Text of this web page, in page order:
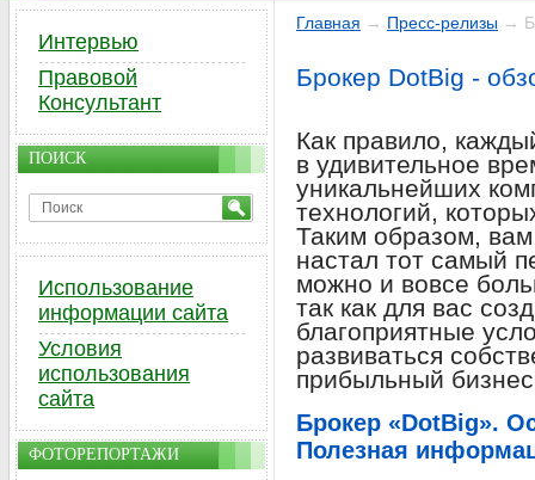
Главная → Пресс-релизы →
Брокер DotBig -
Как правило,
в удивительное
уникальнейших
технологий,
Таким образом,
настал тот самый
можно и вовсе
так как для вас
благоприятные
развиваться
прибыльный
Брокер «DotBig».
Полезная
Интервью
Правовой
Консультант
ПОИСК
Использование
информации сайта
Условия
использования
сайта
ФОТОРЕПОРТАЖИ